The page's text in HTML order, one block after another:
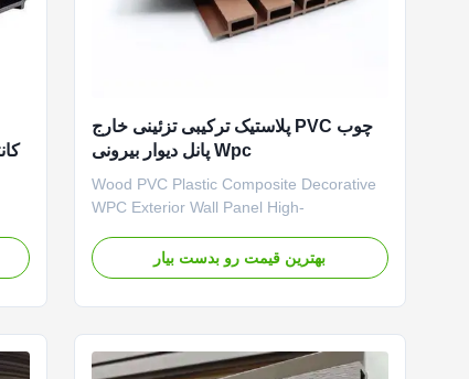
چوب PVC پلاستیک ترکیبی تزئینی خارج
Wpc پانل دیوار بیرونی
Wood PVC Plastic Composite Decorative
WPC Exterior Wall Panel High-
combining the natural beauty of wood with
the durability of plastic composites for
discoloration ...
بهترین قیمت رو بدست بیار